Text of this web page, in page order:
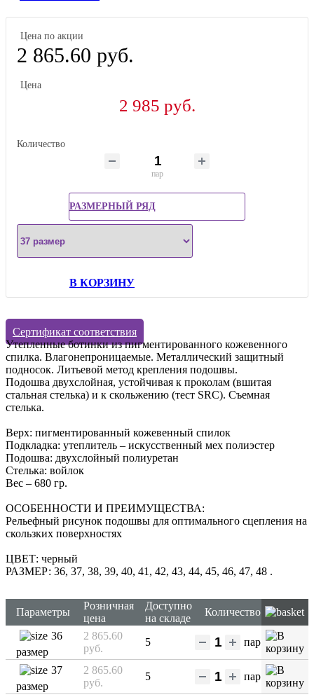
Цена по акции
2 865.60 руб.
Цена
2 985 руб.
Количество
пар
РАЗМЕРНЫЙ РЯД
В КОРЗИНУ
Сертификат соответствия
Утепленные ботинки из пигментированного кожевенного
спилка. Влагонепроницаемые. Металлический защитный
подносок. Литьевой метод крепления подошвы.
Подошва двухслойная, устойчивая к проколам (вшитая
стальная стелька) и к скольжению (тест SRC). Съемная
стелька.
Верх: пигментированный кожевенный спилок
Подкладка: утеплитель – искусственный мех полиэстер
Подошва: двухслойный полиуретан
Стелька: войлок
Вес – 680 гр.
ОСОБЕННОСТИ И ПРЕИМУЩЕСТВА:
Рельефный рисунок подошвы для оптимального сцепления на
скользких поверхностях
ЦВЕТ: черный
РАЗМЕР: 36, 37, 38, 39, 40, 41, 42, 43, 44, 45, 46, 47, 48 .
Параметры
Розничная
цена
Доступно
на складе
Количество
36
размер
2 865.60
руб.
5 пар
37
размер
2 865.60
руб.
5 пар